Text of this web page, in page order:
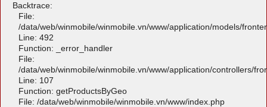
Backtrace:
File:
/data/web/winmobile/winmobile.vn/www/application/models/
Line: 492
Function: _error_handler
File:
/data/web/winmobile/winmobile.vn/www/application/controllers/
Line: 107
Function: getProductsByGeo
File: /data/web/winmobile/winmobile.vn/www/index.php